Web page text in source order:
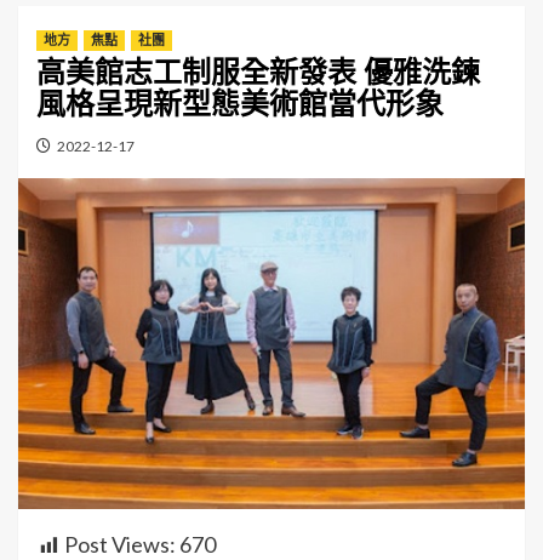
地方 焦點 社團
高美館志工制服全新發表 優雅洗鍊
風格呈現新型態美術館當代形象
2022-12-17
Post Views: 670